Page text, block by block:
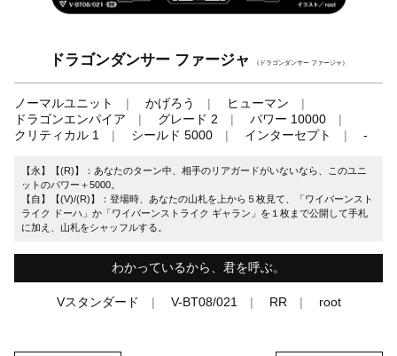
ドラゴンダンサー ファージャ （ドラゴンダンサー ファージャ）
ノーマルユニット かげろう
ヒューマン
ドラゴンエンパイア
グレード 2
パワー 10000
クリティカル 1
シールド 5000 インターセプト -
【永】【(R)】：あなたのターン中、相手のリアガードがいないなら、このユニ
ットのパワー＋5000。
【自】【(V)/(R)】：登場時、あなたの山札を上から５枚見て、「ワイバーンスト
ライク ドーハ」か「ワイバーンストライク ギャラン」を１枚まで公開して手札
に加え、山札をシャッフルする。
わかっているから、君を呼ぶ。
Vスタンダード V-BT08/021 RR root